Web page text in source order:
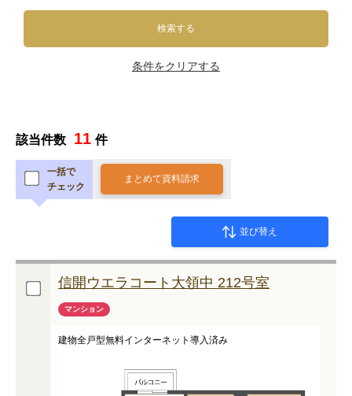
検索する
条件をクリアする
該当件数 11 件
一括で
チェック
まとめて資料請求
並び替え
信開ウエラコート大領中 212号室
マンション
建物全戸型無料インターネット導入済み